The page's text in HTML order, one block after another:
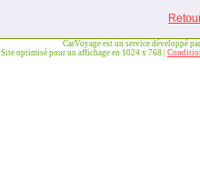
CarVoyage est un service développé
Site optimisé pour un affichage en 1024 x 768 |